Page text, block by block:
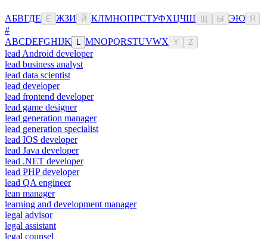
АБВГДЕ Ё ЖЗИ Й КЛМНОПРСТУФХЦЧШ Ы ЭЮ Я
#
ABCDEFGHIJK MNOPQRSTUVWX Y Z
lead Android developer
lead business analyst
lead data scientist
lead developer
lead frontend developer
lead game designer
lead generation manager
lead generation specialist
lead IOS developer
lead Java developer
lead .NET developer
lead PHP developer
lead QA engineer
lean manager
learning and development manager
legal advisor
legal assistant
legal counsel